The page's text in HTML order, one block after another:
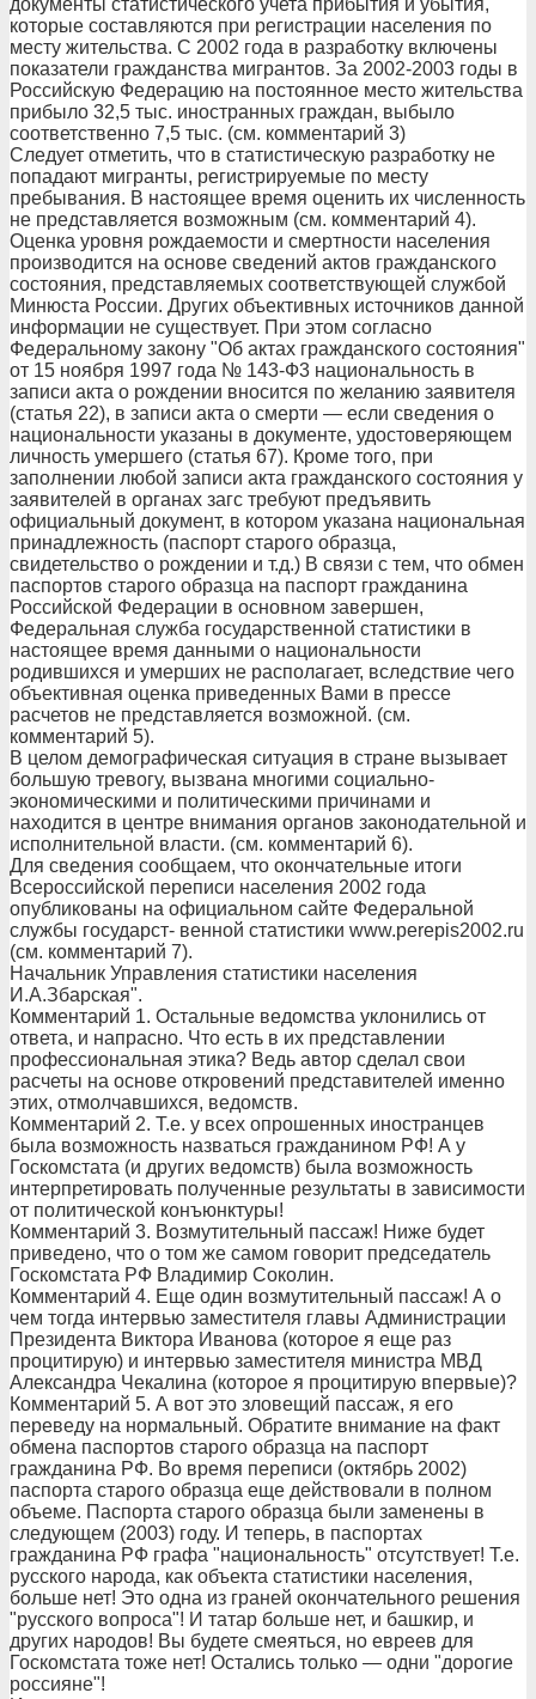
документы статистического учета прибытия и убытия,
которые составляются при регистрации населения по
месту жительства. С 2002 года в разработку включены
показатели гражданства мигрантов. За 2002-2003 годы в
Российскую Федерацию на постоянное место жительства
прибыло 32,5 тыс. иностранных граждан, выбыло
соответственно 7,5 тыс. (см. комментарий 3)
Следует отметить, что в статистическую разработку не
попадают мигранты, регистрируемые по месту
пребывания. В настоящее время оценить их численность
не представляется возможным (см. комментарий 4).
Оценка уровня рождаемости и смертности населения
производится на основе сведений актов гражданского
состояния, представляемых соответствующей службой
Минюста России. Других объективных источников данной
информации не существует. При этом согласно
Федеральному закону "Об актах гражданского состояния"
от 15 ноября 1997 года № 143-Ф3 национальность в
записи акта о рождении вносится по желанию заявителя
(статья 22), в записи акта о смерти — если сведения о
национальности указаны в документе, удостоверяющем
личность умершего (статья 67). Кроме того, при
заполнении любой записи акта гражданского состояния у
заявителей в органах загс требуют предъявить
официальный документ, в котором указана национальная
принадлежность (паспорт старого образца,
свидетельство о рождении и т.д.) В связи с тем, что обмен
паспортов старого образца на паспорт гражданина
Российской Федерации в основном завершен,
Федеральная служба государственной статистики в
настоящее время данными о национальности
родившихся и умерших не располагает, вследствие чего
объективная оценка приведенных Вами в прессе
расчетов не представляется возможной. (см.
комментарий 5).
В целом демографическая ситуация в стране вызывает
большую тревогу, вызвана многими социально-
экономическими и политическими причинами и
находится в центре внимания органов законодательной и
исполнительной власти. (см. комментарий 6).
Для сведения сообщаем, что окончательные итоги
Всероссийской переписи населения 2002 года
опубликованы на официальном сайте Федеральной
службы государст- венной статистики www.perepis2002.ru
(см. комментарий 7).
Начальник Управления статистики населения
И.А.Збарская".
Комментарий 1. Остальные ведомства уклонились от
ответа, и напрасно. Что есть в их представлении
профессиональная этика? Ведь автор сделал свои
расчеты на основе откровений представителей именно
этих, отмолчавшихся, ведомств.
Комментарий 2. Т.е. у всех опрошенных иностранцев
была возможность назваться гражданином РФ! А у
Госкомстата (и других ведомств) была возможность
интерпретировать полученные результаты в зависимости
от политической конъюнктуры!
Комментарий 3. Возмутительный пассаж! Ниже будет
приведено, что о том же самом говорит председатель
Госкомстата РФ Владимир Соколин.
Комментарий 4. Еще один возмутительный пассаж! А о
чем тогда интервью заместителя главы Администрации
Президента Виктора Иванова (которое я еще раз
процитирую) и интервью заместителя министра МВД
Александра Чекалина (которое я процитирую впервые)?
Комментарий 5. А вот это зловещий пассаж, я его
переведу на нормальный. Обратите внимание на факт
обмена паспортов старого образца на паспорт
гражданина РФ. Во время переписи (октябрь 2002)
паспорта старого образца еще действовали в полном
объеме. Паспорта старого образца были заменены в
следующем (2003) году. И теперь, в паспортах
гражданина РФ графа "национальность" отсутствует! Т.е.
русского народа, как объекта статистики населения,
больше нет! Это одна из граней окончательного решения
"русского вопроса"! И татар больше нет, и башкир, и
других народов! Вы будете смеяться, но евреев для
Госкомстата тоже нет! Остались только — одни "дорогие
россияне"!